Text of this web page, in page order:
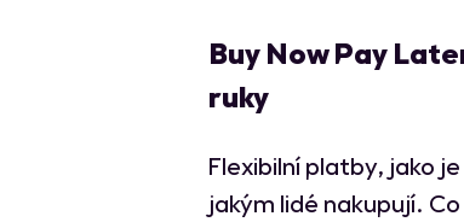
Buy Now Pay
ruky
Flexibilní platby, jako je
jakým lidé nakupují.